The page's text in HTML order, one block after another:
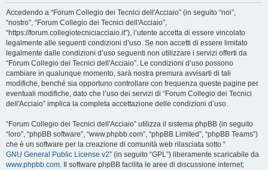
Accedendo a “Forum Collegio dei Tecnici dell'Acciaio” (in seguito “noi”,
“nostro”, “Forum Collegio dei Tecnici dell'Acciaio”,
“https://forum.collegiotecniciacciaio.it”), l’utente accetta di essere vincolato
legalmente alle seguenti condizioni d’uso. Se non accetti di essere limitato
legalmente dalle condizioni d’uso seguenti non utilizzare i servizi offerti da
“Forum Collegio dei Tecnici dell'Acciaio”. Le condizioni d’uso possono
cambiare in qualunque momento, sarà nostra premura avvisarti di tali
modifiche, benché sia opportuno controllare con frequenza queste pagine per
eventuali modifiche, dato che l’uso dei servizi di “Forum Collegio dei Tecnici
dell'Acciaio” implica la completa accettazione delle condizioni d’uso.
“Forum Collegio dei Tecnici dell'Acciaio” utilizza il sistema phpBB (in seguito
“loro”, “phpBB software”, “www.phpbb.com”, “phpBB Limited”, “phpBB Teams”)
che è un software per la creazione di comunità web rilasciata sotto “
GNU General Public License v2” (in seguito “GPL”) liberamente scaricabile da
www.phpbb.com. Il software phpBB facilita le aree di discussione internet;